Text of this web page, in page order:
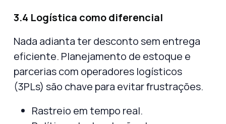
3.4 Logística como diferencial
Nada adianta ter desconto sem entrega
eficiente. Planejamento de estoque e
parcerias com operadores logísticos
(3PLs) são chave para evitar frustrações.
Rastreio em tempo real.